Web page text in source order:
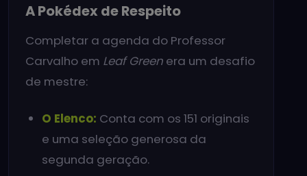
A Pokédex de Respeito
Completar a agenda do Professor
Carvalho em Leaf Green era um desafio
de mestre:
O Elenco: Conta com os 151 originais
e uma seleção generosa da
segunda geração.